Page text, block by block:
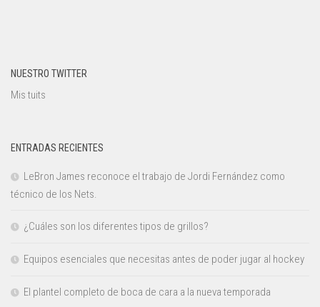
NUESTRO TWITTER
Mis tuits
ENTRADAS RECIENTES
LeBron James reconoce el trabajo de Jordi Fernández como
técnico de los Nets.
¿Cuáles son los diferentes tipos de grillos?
Equipos esenciales que necesitas antes de poder jugar al hockey
El plantel completo de boca de cara a la nueva temporada